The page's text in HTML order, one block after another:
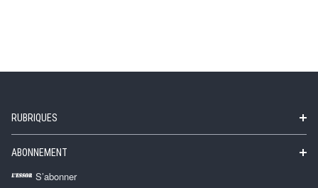
RUBRIQUES
ABONNEMENT
S’abonner